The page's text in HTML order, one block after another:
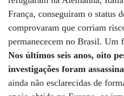
França, conseguiram o status
comprovaram que corriam
permanececem no Brasil. Um
Nos últimos seis anos, oito
investigações foram
ainda não esclarecidas de